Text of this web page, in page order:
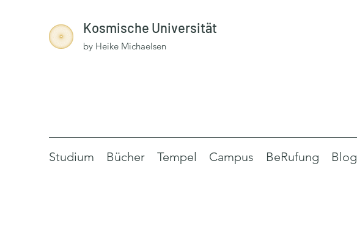
Kosmische Universität
by Heike Michaelsen
Studium Bücher Tempel Campus BeRufung Blog